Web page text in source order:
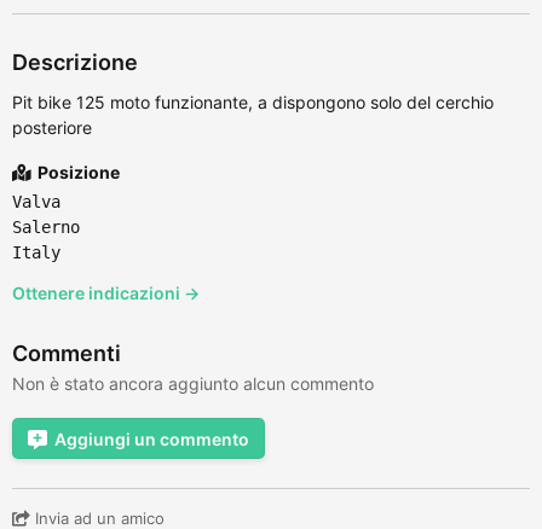
Descrizione
Pit bike 125 moto funzionante, a dispongono solo del cerchio
posteriore
Posizione
Valva
Salerno
Italy
Ottenere indicazioni →
Commenti
Non è stato ancora aggiunto alcun commento
Aggiungi un commento
Invia ad un amico